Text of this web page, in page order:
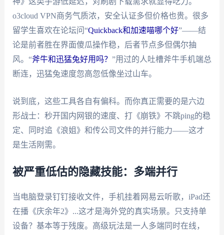
o3cloud VPN商务气质浓，安全认证多但价格也贵。很多
留学生喜欢在论坛问“Quickback和加速喵哪个好”——结
论是前者胜在界面傻瓜操作稳，后者节点多但偶尔抽
风。“斧牛和迅猛兔好用吗？ ”用过的人吐槽斧牛手机端总
断连，迅猛兔速度忽高忽低像坐过山车。
说到底，这些工具各自有偏科。而你真正需要的是六边
形战士：秒开国内网银的速度、打《崩铁》不跳ping的稳
定、同时追《浪姐》和传公司文件的并行能力——这才
是生活刚需。
被严重低估的隐藏技能：多端并行
当电脑登录钉钉接收文件，手机挂着网易云听歌，iPad还
在播《庆余年2》...这才是海外党的真实场景。只支持单
设备？基本等于残废。高级玩法是一人多端同时在线，